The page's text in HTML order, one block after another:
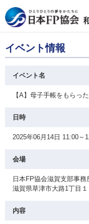
イベント情報
イベント名
【A】母子手帳をもらっ
日時
2025年06月14日 11:00～
会場
日本FP協会滋賀支部事務
滋賀県草津市大路1丁目
内容